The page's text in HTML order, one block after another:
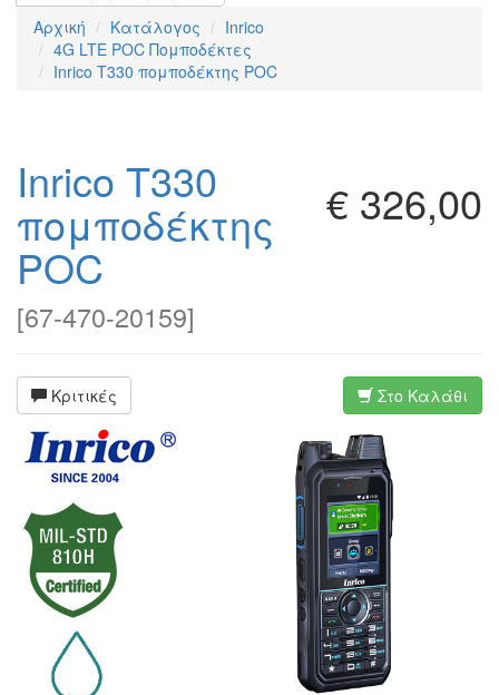
Αρχική
Κατάλογος
Inrico
4G LTE POC Πομποδέκτες
Inrico T330 πομποδέκτης POC
€ 326,00
Inrico T330
πομποδέκτης
POC
[67-470-20159]
Κριτικές Στο Καλάθι